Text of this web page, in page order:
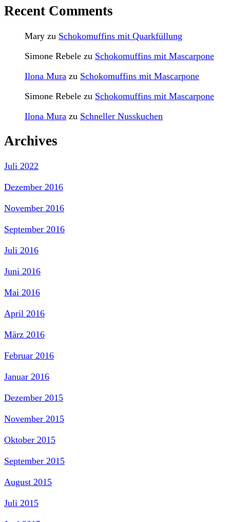
Recent Comments
Mary zu Schokomuffins mit Quarkfüllung
Simone Rebele zu Schokomuffins mit Mascarpone
Ilona Mura zu Schokomuffins mit Mascarpone
Simone Rebele zu Schokomuffins mit Mascarpone
Ilona Mura zu Schneller Nusskuchen
Archives
Juli 2022
Dezember 2016
November 2016
September 2016
Juli 2016
Juni 2016
Mai 2016
April 2016
März 2016
Februar 2016
Januar 2016
Dezember 2015
November 2015
Oktober 2015
September 2015
August 2015
Juli 2015